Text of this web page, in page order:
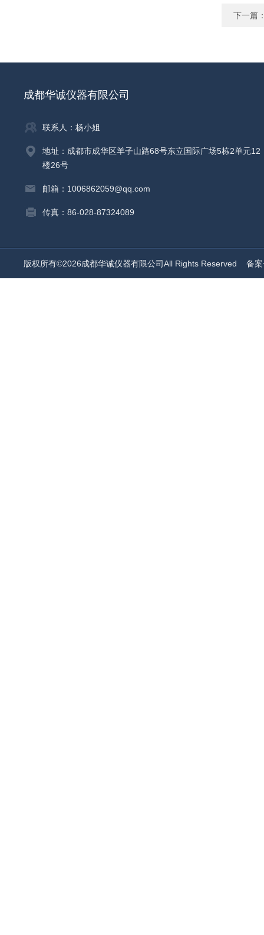
下一篇
成都华诚仪器有限公司
联系人：杨小姐
地址：成都市成华区羊子山路68号东立国际广场5栋2单元12
楼26号
邮箱：1006862059@qq.com
传真：86-028-87324089
版权所有©2026成都华诚仪器有限公司All Rights Reserved 备